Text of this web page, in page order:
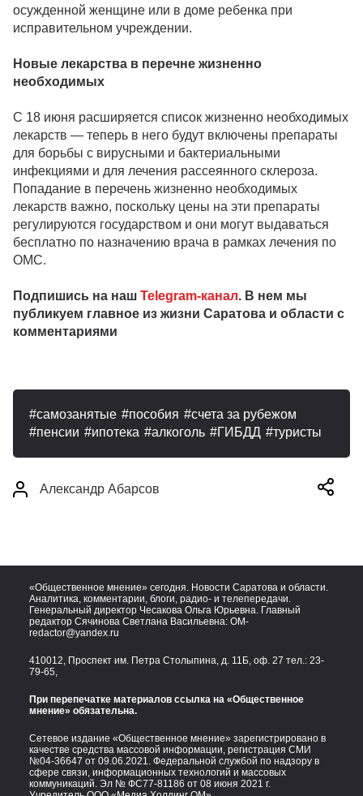
осужденной женщине или в доме ребенка при
исправительном учреждении.
Новые лекарства в перечне жизненно
необходимых
С 18 июня расширяется список жизненно необходимых
лекарств — теперь в него будут включены препараты
для борьбы с вирусными и бактериальными
инфекциями и для лечения рассеянного склероза.
Попадание в перечень жизненно необходимых
лекарств важно, поскольку цены на эти препараты
регулируются государством и они могут выдаваться
бесплатно по назначению врача в рамках лечения по
ОМС.
Подпишись на наш Telegram-канал. В нем мы
публикуем главное из жизни Саратова и области с
комментариями
самозанятые пособия
счета за рубежом
пенсии
ипотека алкоголь ГИБДД туристы
Александр Абарсов
«Общественное мнение» сегодня. Новости Саратова и области.
Аналитика, комментарии, блоги, радио- и телепередачи.
Генеральный директор Чесакова Ольга Юрьевна. Главный
редактор Сячинова Светлана Васильевна: OM-
redactor@yandex.ru
410012, Проспект им. Петра Столыпина, д. 11Б, оф. 27 тел.: 23-
79-65,
При перепечатке материалов ссылка на «Общественное
мнение» обязательна.
Сетевое издание «Общественное мнение» зарегистрировано в
качестве средства массовой информации, регистрация СМИ
№04-36647 от 09.06.2021. Федеральной службой по надзору в
сфере связи, информационных технологий и массовых
коммуникаций. Эл № ФС77-81186 от 08 июня 2021 г.